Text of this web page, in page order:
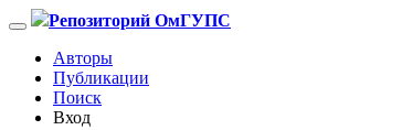
Репозиторий ОмГУПС
Авторы
Публикации
Поиск
Вход